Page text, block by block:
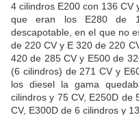
4 cilindros E200 con 136 CV
que eran los E280 de
descapotable, en el que no
de 220 CV y E 320 de 220
420 de 285 CV y E500 de
(6 cilindros) de 271 CV y
los diesel la gama
cilindros y 75 CV, E250D de
CV, E300D de 6 cilindros y